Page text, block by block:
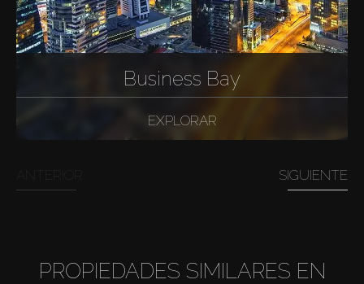
Business Bay
EXPLORAR
SIGUIENTE
PROPIEDADES SIMILARES EN